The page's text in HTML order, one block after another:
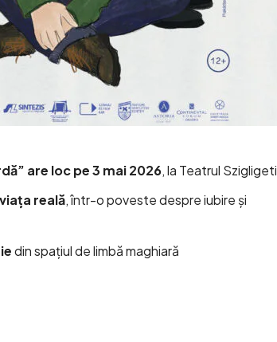
are loc pe 3 mai 2026, la Teatrul Szigligeti
reală, într-o poveste despre iubire și
din spațiul de limbă maghiară